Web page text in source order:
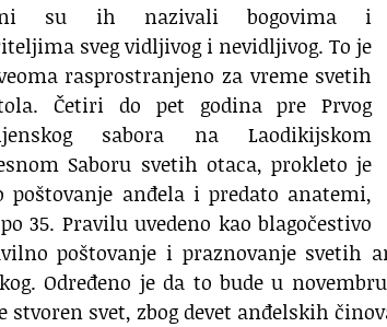
su ih nazivali bogovima i
sveg vidljivog i nevidljivog. To je
rasprostranjeno za vreme svetih
Četiri do pet godina pre Prvog
sabora na Laodikijskom
Saboru svetih otaca, prokleto je
poštovanje anđela i predato anatemi,
35. Pravilu uvedeno kao blagočestivo
poštovanje i praznovanje svetih
Određeno je da to bude u
stvoren svet, zbog devet anđelskih